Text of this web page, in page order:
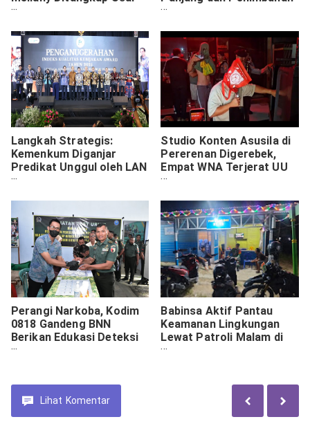
Terbukti Overstay
BBM Pasca Bencana
Langkah Strategis:
Kemenkum Diganjar
Predikat Unggul oleh LAN
RI
Studio Konten Asusila di
Pererenan Digerebek,
Empat WNA Terjerat UU
ITE dan Pornografi
Perangi Narkoba, Kodim
0818 Gandeng BNN
Berikan Edukasi Deteksi
Dini dan Pencegahan
Babinsa Aktif Pantau
Keamanan Lingkungan
Lewat Patroli Malam di
Pos Kamling.
Lihat Komentar